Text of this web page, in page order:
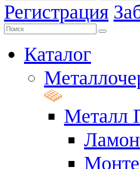
Регистрация
Каталог
Металл